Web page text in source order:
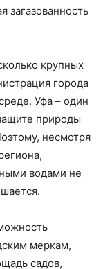
загазованность
крупных
города
Уфа – один
природы
несмотря
водами не
меркам,
садов,